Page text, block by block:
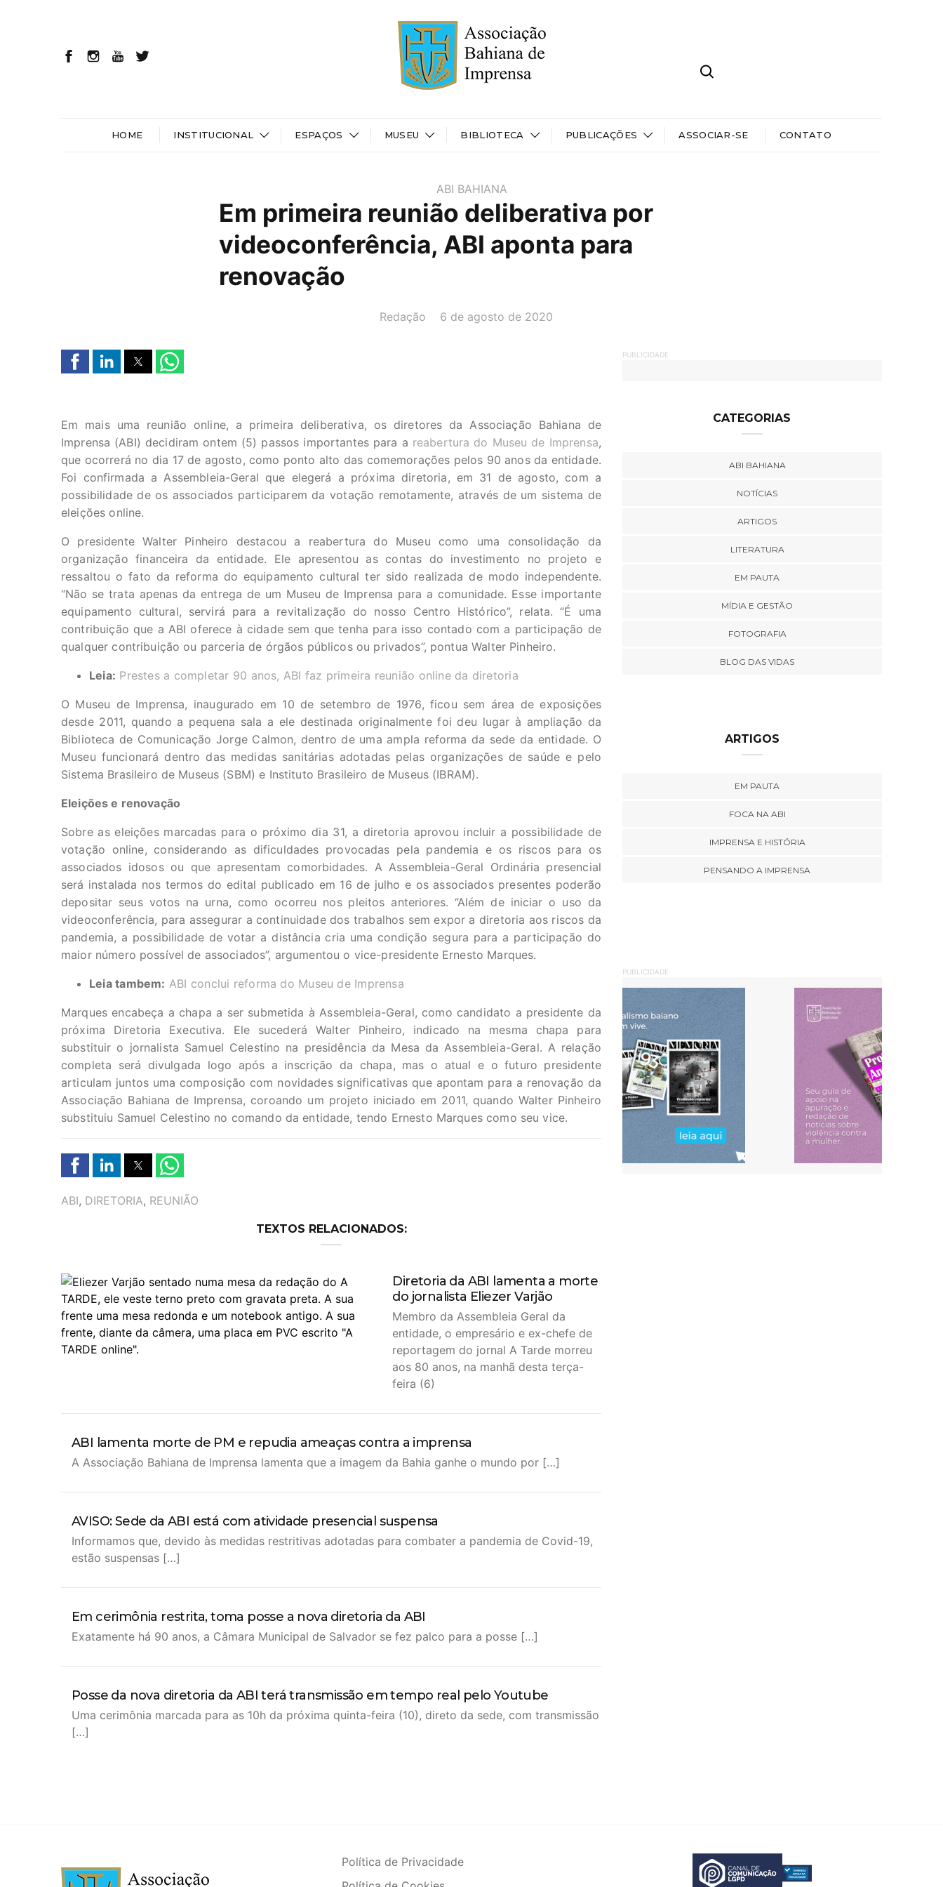
HOME INSTITUCIONAL ESPAÇOS MUSEU BIBLIOTECA PUBLICAÇÕES ASSOCIAR-SE CONTATO
ABI BAHIANA
Em primeira reunião deliberativa por
videoconferência, ABI aponta para
renovação
AUTOR(A):
Redação DATA:
6 de agosto de 2020
Em mais uma reunião online, a primeira deliberativa, os diretores da Associação Bahiana de
Imprensa (ABI) decidiram ontem (5) passos importantes para a reabertura do Museu de Imprensa,
que ocorrerá no dia 17 de agosto, como ponto alto das comemorações pelos 90 anos da entidade.
Foi confirmada a Assembleia-Geral que elegerá a próxima diretoria, em 31 de agosto, com a
possibilidade de os associados participarem da votação remotamente, através de um sistema de
eleições online.
O presidente Walter Pinheiro destacou a reabertura do Museu como uma consolidação da
organização financeira da entidade. Ele apresentou as contas do investimento no projeto e
ressaltou o fato da reforma do equipamento cultural ter sido realizada de modo independente.
“Não se trata apenas da entrega de um Museu de Imprensa para a comunidade. Esse importante
equipamento cultural, servirá para a revitalização do nosso Centro Histórico”, relata. “É uma
contribuição que a ABI oferece à cidade sem que tenha para isso contado com a participação de
qualquer contribuição ou parceria de órgãos públicos ou privados”, pontua Walter Pinheiro.
Leia: Prestes a completar 90 anos, ABI faz primeira reunião online da diretoria
O Museu de Imprensa, inaugurado em 10 de setembro de 1976, ficou sem área de exposições
desde 2011, quando a pequena sala a ele destinada originalmente foi deu lugar à ampliação da
Biblioteca de Comunicação Jorge Calmon, dentro de uma ampla reforma da sede da entidade. O
Museu funcionará dentro das medidas sanitárias adotadas pelas organizações de saúde e pelo
Sistema Brasileiro de Museus (SBM) e Instituto Brasileiro de Museus (IBRAM).
Eleições e renovação
Sobre as eleições marcadas para o próximo dia 31, a diretoria aprovou incluir a possibilidade de
votação online, considerando as dificuldades provocadas pela pandemia e os riscos para os
associados idosos ou que apresentam comorbidades. A Assembleia-Geral Ordinária presencial
será instalada nos termos do edital publicado em 16 de julho e os associados presentes poderão
depositar seus votos na urna, como ocorreu nos pleitos anteriores. “Além de iniciar o uso da
videoconferência, para assegurar a continuidade dos trabalhos sem expor a diretoria aos riscos da
pandemia, a possibilidade de votar a distância cria uma condição segura para a participação do
maior número possível de associados”, argumentou o vice-presidente Ernesto Marques.
Leia tambem: ABI conclui reforma do Museu de Imprensa
Marques encabeça a chapa a ser submetida à Assembleia-Geral, como candidato a presidente da
próxima Diretoria Executiva. Ele sucederá Walter Pinheiro, indicado na mesma chapa para
substituir o jornalista Samuel Celestino na presidência da Mesa da Assembleia-Geral. A relação
completa será divulgada logo após a inscrição da chapa, mas o atual e o futuro presidente
articulam juntos uma composição com novidades significativas que apontam para a renovação da
Associação Bahiana de Imprensa, coroando um projeto iniciado em 2011, quando Walter Pinheiro
substituiu Samuel Celestino no comando da entidade, tendo Ernesto Marques como seu vice.
TAGS
ABI, DIRETORIA, REUNIÃO
TEXTOS RELACIONADOS:
Diretoria da ABI lamenta a morte
do jornalista Eliezer Varjão
Membro da Assembleia Geral da
entidade, o empresário e ex-chefe de
reportagem do jornal A Tarde morreu
aos 80 anos, na manhã desta terça-
feira (6)
ABI lamenta morte de PM e repudia ameaças contra a imprensa
A Associação Bahiana de Imprensa lamenta que a imagem da Bahia ganhe o mundo por […]
AVISO: Sede da ABI está com atividade presencial suspensa
Informamos que, devido às medidas restritivas adotadas para combater a pandemia de Covid-19,
estão suspensas […]
Em cerimônia restrita, toma posse a nova diretoria da ABI
Exatamente há 90 anos, a Câmara Municipal de Salvador se fez palco para a posse […]
Posse da nova diretoria da ABI terá transmissão em tempo real pelo Youtube
Uma cerimônia marcada para as 10h da próxima quinta-feira (10), direto da sede, com transmissão
[…]
PUBLICIDADE
CATEGORIAS
ABI BAHIANA
NOTÍCIAS
ARTIGOS
LITERATURA
EM PAUTA
MÍDIA E GESTÃO
FOTOGRAFIA
BLOG DAS VIDAS
ARTIGOS
EM PAUTA
FOCA NA ABI
IMPRENSA E HISTÓRIA
PENSANDO A IMPRENSA
PUBLICIDADE
Política de Privacidade